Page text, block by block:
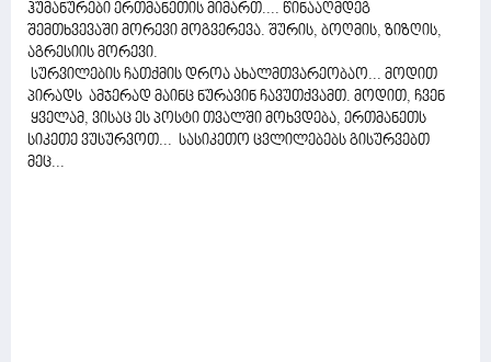
ჰუმანურები ერთმანეთის მიმართ.... წინააღმდეგ
შემთხვევაში მორევი მოგვერევა. შურის, ბოღმის, ზიზღის,
აგრესიის მორევი.
სურვილების ჩათქმის დროა ახალმთვარეობაო... მოდით
პირადს ამჯერად მაინც ნურავინ ჩავუთქვამთ. მოდით, ჩვენ
ყველამ, ვისაც ეს პოსტი თვალში მოხვდება, ერთმანეთს
სიკეთე ვუსურვოთ... სასიკეთო ცვლილებებს გისურვებთ
მეც...